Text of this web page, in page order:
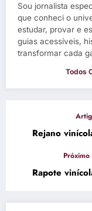
Sou jornalista
que conheci o
estudar, provar e
guias acessíveis,
transformar cada
Rejano
Rapote